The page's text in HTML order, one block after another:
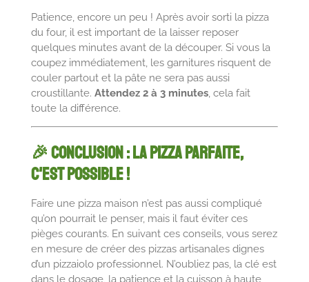
Patience, encore un peu ! Après avoir sorti la pizza
du four, il est important de la laisser reposer
quelques minutes avant de la découper. Si vous la
coupez immédiatement, les garnitures risquent de
couler partout et la pâte ne sera pas aussi
croustillante. Attendez 2 à 3 minutes, cela fait
toute la différence.
🎉 Conclusion : La Pizza Parfaite,
C'est Possible !
Faire une pizza maison n’est pas aussi compliqué
qu’on pourrait le penser, mais il faut éviter ces
pièges courants. En suivant ces conseils, vous serez
en mesure de créer des pizzas artisanales dignes
d’un pizzaiolo professionnel. N’oubliez pas, la clé est